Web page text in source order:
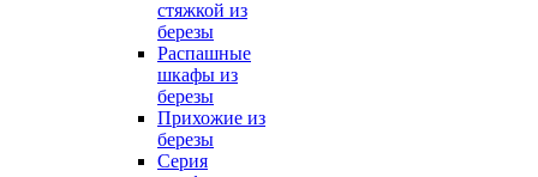
стяжкой из
березы
Распашные
шкафы из
березы
Прихожие из
березы
Серия